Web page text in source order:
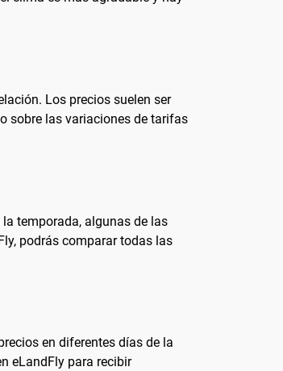
Los precios suelen ser
sobre las variaciones de tarifas
temporada, algunas de las
podrás comparar todas las
en diferentes días de la
eLandFly para recibir